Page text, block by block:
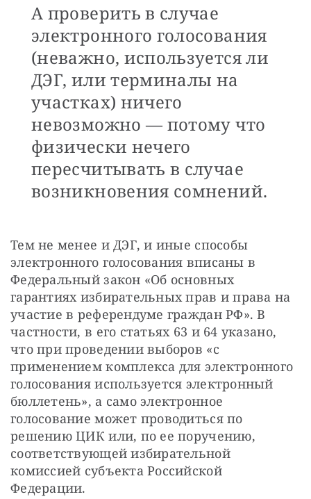
А проверить в случае
электронного голосования
(неважно, используется ли
ДЭГ, или терминалы на
участках) ничего
невозможно — потому что
физически нечего
пересчитывать в случае
возникновения сомнений.
Тем не менее и ДЭГ, и иные способы
электронного голосования вписаны в
Федеральный закон «Об основных
гарантиях избирательных прав и права на
участие в референдуме граждан РФ». В
частности, в его статьях 63 и 64 указано,
что при проведении выборов «с
применением комплекса для электронного
голосования используется электронный
бюллетень», а само электронное
голосование может проводиться по
решению ЦИК или, по ее поручению,
соответствующей избирательной
комиссией субъекта Российской
Федерации.